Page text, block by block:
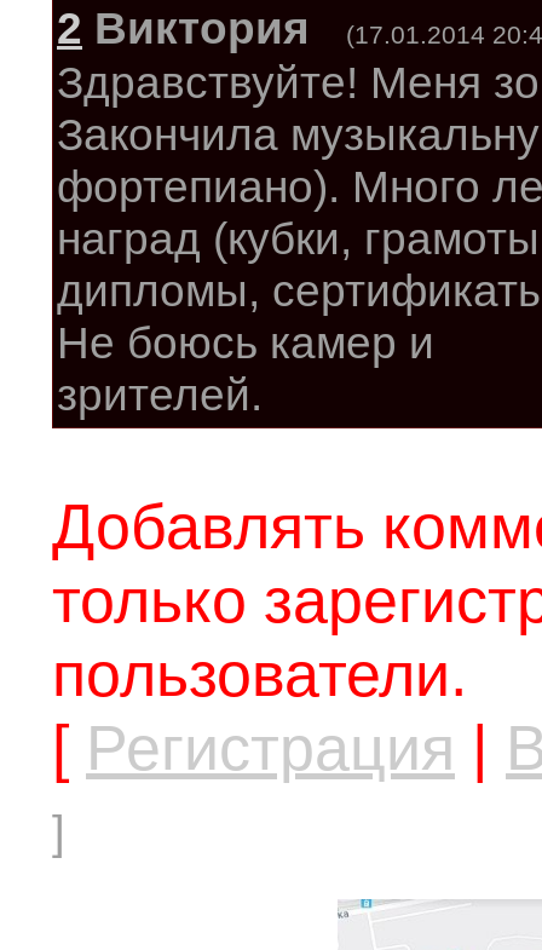
2 Виктория (17.01.2014
Здравствуйте! Меня
Закончила
фортепиано). Много
наград (кубки,
дипломы,
Не боюсь камер и
зрителей.
Добавлять
только
пользователи.
[ Регистрация |
]